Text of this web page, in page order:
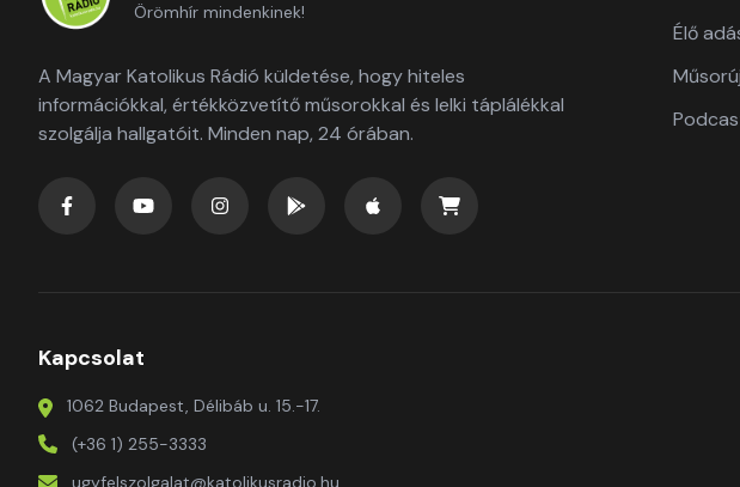
Örömhír mindenkinek!
A Magyar Katolikus Rádió küldetése, hogy hiteles
információkkal, értékközvetítő műsorokkal és lelki táplálékkal
szolgálja hallgatóit. Minden nap, 24 órában.
Élő
Kapcsolat
1062 Budapest, Délibáb u. 15.-17.
(+36 1) 255-3333
ugyfelszolgalat@katolikusradio.hu